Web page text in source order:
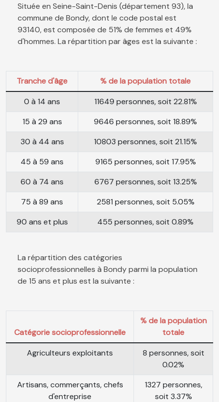
Située en Seine-Saint-Denis (département 93), la
commune de Bondy, dont le code postal est
93140, est composée de 51% de femmes et 49%
d'hommes. La répartition par âges est la suivante :
Tranche d'âge
% de la population totale
0 à 14 ans
11649 personnes, soit 22.81%
15 à 29 ans
9646 personnes, soit 18.89%
30 à 44 ans
10803 personnes, soit 21.15%
45 à 59 ans
9165 personnes, soit 17.95%
60 à 74 ans
6767 personnes, soit 13.25%
75 à 89 ans
2581 personnes, soit 5.05%
90 ans et plus
455 personnes, soit 0.89%
La répartition des catégories
socioprofessionnelles à Bondy parmi la population
de 15 ans et plus est la suivante :
Catégorie socioprofessionnelle
% de la population
totale
Agriculteurs exploitants
8 personnes, soit
0.02%
Artisans, commerçants, chefs
d'entreprise
1327 personnes,
soit 3.37%